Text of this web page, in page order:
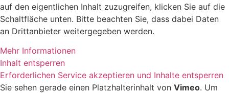
auf den eigentlichen Inhalt zuzugreifen, klicken Sie auf die
Schaltfläche unten. Bitte beachten Sie, dass dabei Daten
an Drittanbieter weitergegeben werden.
Mehr Informationen
Inhalt entsperren
Erforderlichen Service akzeptieren und Inhalte entsperren
Sie sehen gerade einen Platzhalterinhalt von Vimeo. Um